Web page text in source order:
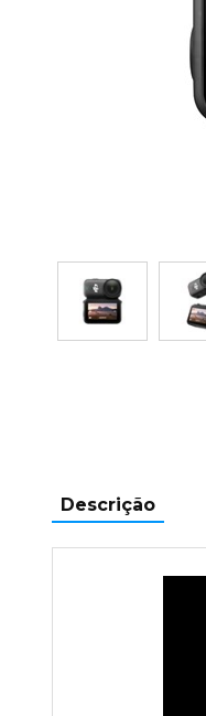
Descrição